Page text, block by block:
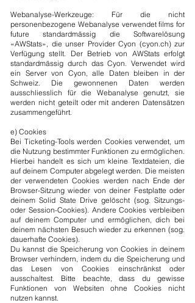
Webanalyse-Werkzeuge: Für die nicht
personenbezogene Webanalyse verwendet films for
future standardmässig die Softwarelösung
«AWStats», die unser Provider Cyon (cyon.ch) zur
Verfügung stellt. Der Betrieb von AWStats erfolgt
standardmässig durch das Cyon. Verwendet wird
ein Server von Cyon, alle Daten bleiben in der
Schweiz. Die gewonnenen Daten werden
ausschliesslich für die Webanalyse genutzt, sie
werden nicht geteilt oder mit anderen Datensätzen
zusammengeführt.
e) Cookies
Bei Ticketing-Tools werden Cookies verwendet, um
die Nutzung bestimmter Funktionen zu ermöglichen.
Hierbei handelt es sich um kleine Textdateien, die
auf deinem Computer abgelegt werden. Die meisten
der verwendeten Cookies werden nach Ende der
Browser-Sitzung wieder von deiner Festplatte oder
deinem Solid State Drive gelöscht (sog. Sitzungs-
oder Session-Cookies). Andere Cookies verbleiben
auf deinem Computer und ermöglichen, dich bei
deinem nächsten Besuch wieder zu erkennen (sog.
dauerhafte Cookies).
Du kannst die Speicherung von Cookies in deinem
Browser verhindern, indem du die Speicherung und
das Lesen von Cookies einschränkst oder
ausschaltest. Bitte beachte, dass du gewisse
Funktionen von Websiten ohne Cookies nicht
nutzen kannst.